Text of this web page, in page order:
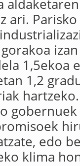
ari.
1,5ekoa
1,2
edo
klima